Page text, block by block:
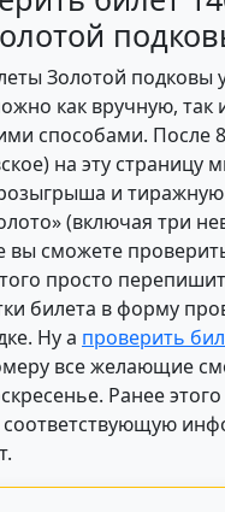
Золотой подковы
как вручную, так
способами. После
на эту страницу
и тиражную
(включая три
вы сможете
просто
билета в форму
Ну а проверить
все желающие
Ранее
соответствующую